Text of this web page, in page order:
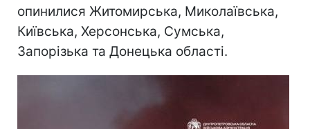
опинилися Житомирська, Миколаївська,
Київська, Херсонська, Сумська,
Запорізька та Донецька області.